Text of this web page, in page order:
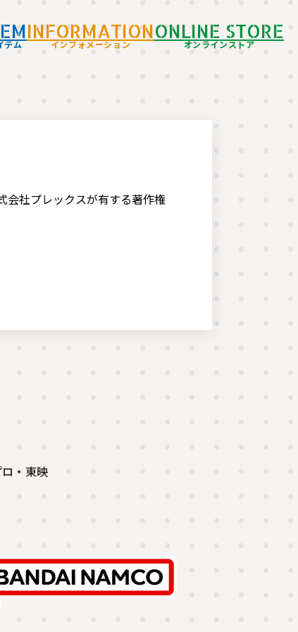
テム
INFORMATION
インフォメーション
ONLINE STORE
オンラインストア
会社プレックスが有する著作権
・東映